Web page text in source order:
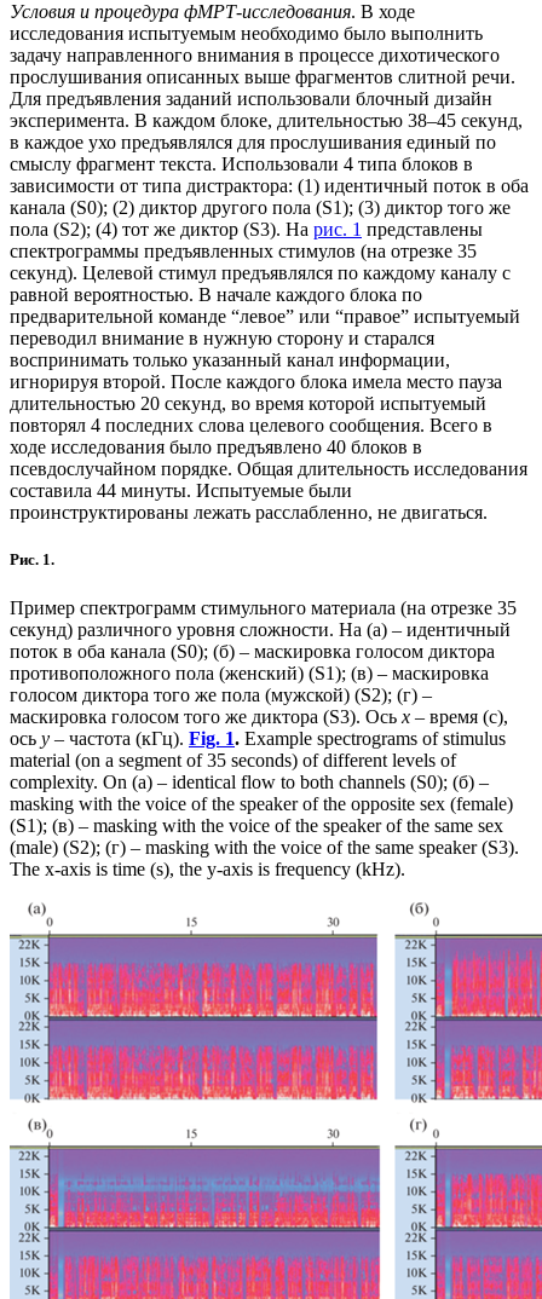
Условия и процедура фМРТ-исследования. В ходе
исследования испытуемым необходимо было выполнить
задачу направленного внимания в процессе дихотического
прослушивания описанных выше фрагментов слитной речи.
Для предъявления заданий использовали блочный дизайн
эксперимента. В каждом блоке, длительностью 38–45 секунд,
в каждое ухо предъявлялся для прослушивания единый по
смыслу фрагмент текста. Использовали 4 типа блоков в
зависимости от типа дистрактора: (1) идентичный поток в оба
канала (S0); (2) диктор другого пола (S1); (3) диктор того же
пола (S2); (4) тот же диктор (S3). На рис. 1 представлены
спектрограммы предъявленных стимулов (на отрезке 35
секунд). Целевой стимул предъявлялся по каждому каналу с
равной вероятностью. В начале каждого блока по
предварительной команде “левое” или “правое” испытуемый
переводил внимание в нужную сторону и старался
воспринимать только указанный канал информации,
игнорируя второй. После каждого блока имела место пауза
длительностью 20 секунд, во время которой испытуемый
повторял 4 последних слова целевого сообщения. Всего в
ходе исследования было предъявлено 40 блоков в
псевдослучайном порядке. Общая длительность исследования
составила 44 минуты. Испытуемые были
проинструктированы лежать расслабленно, не двигаться.
Рис. 1.
Пример спектрограмм стимульного материала (на отрезке 35
секунд) различного уровня сложности. На (а) – идентичный
поток в оба канала (S0); (б) – маскировка голосом диктора
противоположного пола (женский) (S1); (в) – маскировка
голосом диктора того же пола (мужской) (S2); (г) –
маскировка голосом того же диктора (S3). Ось х – время (с),
ось y – частота (кГц). Fig. 1. Example spectrograms of stimulus
material (on a segment of 35 seconds) of different levels of
complexity. On (a) – identical flow to both channels (S0); (б) –
masking with the voice of the speaker of the opposite sex (female)
(S1); (в) – masking with the voice of the speaker of the same sex
(male) (S2); (г) – masking with the voice of the same speaker (S3).
The x-axis is time (s), the y-axis is frequency (kHz).